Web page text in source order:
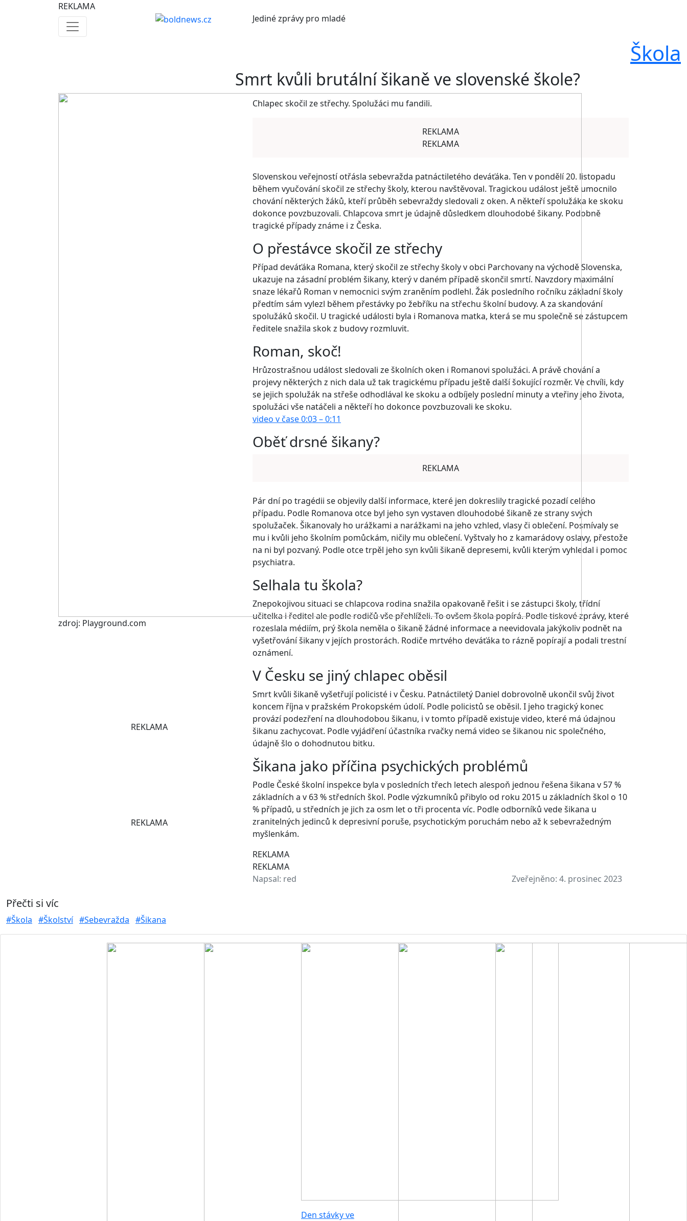
REKLAMA
Jedinézprávy pro mladé
Škola
Smrt kvůli brutální šikaně ve slovenské škole?
zdroj: Playground.com
REKLAMA
REKLAMA
Chlapec skočil ze střechy. Spolužáci mu fandili.
REKLAMA
REKLAMA
Slovenskou veřejností otřásla sebevražda patnáctiletého deváťáka. Ten v pondělí 20. listopadu
během vyučování skočil ze střechy školy, kterou navštěvoval. Tragickou událost ještě umocnilo
chování některých žáků, kteří průběh sebevraždy sledovali z oken. A někteří spolužáka ke skoku
dokonce povzbuzovali. Chlapcova smrt je údajně důsledkem dlouhodobé šikany. Podobně
tragické případy známe i z Česka.
O přestávce skočil ze střechy
Případ deváťáka Romana, který skočil ze střechy školy v obci Parchovany na východě Slovenska,
ukazuje na zásadní problém šikany, který v daném případě skončil smrtí. Navzdory maximální
snaze lékařů Roman v nemocnici svým zraněním podlehl. Žák posledního ročníku základní školy
předtím sám vylezl během přestávky po žebříku na střechu školní budovy. A za skandování
spolužáků skočil. U tragické události byla i Romanova matka, která se mu společně se zástupcem
ředitele snažila skok z budovy rozmluvit.
Roman, skoč!
Hrůzostrašnou událost sledovali ze školních oken i Romanovi spolužáci. A právě chování a
projevy některých z nich dala už tak tragickému případu ještě další šokující rozměr. Ve chvíli, kdy
se jejich spolužák na střeše odhodlával ke skoku a odbíjely poslední minuty a vteřiny jeho života,
spolužáci vše natáčeli a někteří ho dokonce povzbuzovali ke skoku.
video v čase 0:03 – 0:11
Oběť drsné šikany?
REKLAMA
Pár dní po tragédii se objevily další informace, které jen dokreslily tragické pozadí celého
případu. Podle Romanova otce byl jeho syn vystaven dlouhodobé šikaně ze strany svých
spolužaček. Šikanovaly ho urážkami a narážkami na jeho vzhled, vlasy či oblečení. Posmívaly se
mu i kvůli jeho školním pomůckám, ničily mu oblečení. Vyštvaly ho z kamarádovy oslavy, přestože
na ni byl pozvaný. Podle otce trpěl jeho syn kvůli šikaně depresemi, kvůli kterým vyhledal i pomoc
psychiatra.
Selhala tu škola?
Znepokojivou situaci se chlapcova rodina snažila opakovaně řešit i se zástupci školy, třídní
učitelka i ředitel ale podle rodičů vše přehlíželi. To ovšem škola popírá. Podle tiskové zprávy, které
rozeslala médiím, prý škola neměla o šikaně žádné informace a neevidovala jakýkoliv podnět na
vyšetřování šikany v jejích prostorách. Rodiče mrtvého deváťáka to rázně popírají a podali trestní
oznámení.
V Česku se jiný chlapec oběsil
Smrt kvůli šikaně vyšetřují policisté i v Česku. Patnáctiletý Daniel dobrovolně ukončil svůj život
koncem října v pražském Prokopském údolí. Podle policistů se oběsil. I jeho tragický konec
provází podezření na dlouhodobou šikanu, i v tomto případě existuje video, které má údajnou
šikanu zachycovat. Podle vyjádření účastníka rvačky nemá video se šikanou nic společného,
údajně šlo o dohodnutou bitku.
Šikana jako příčina psychických problémů
Podle České školní inspekce byla v posledních třech letech alespoň jednou řešena šikana v 57 %
základních a v 63 % středních škol. Podle výzkumníků přibylo od roku 2015 u základních škol o 10
% případů, u středních je jich za osm let o tři procenta víc. Podle odborníků vede šikana u
zranitelných jedinců k depresivní poruše, psychotickým poruchám nebo až k sebevražedným
myšlenkám.
REKLAMA
REKLAMA
Napsal: red Zveřejněno: 4. prosinec 2023
Přečti si víc
#Škola #Školství #Sebevražda #Šikana
Den stávky ve